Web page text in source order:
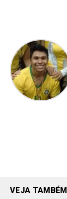
VEJA TAMBÉM